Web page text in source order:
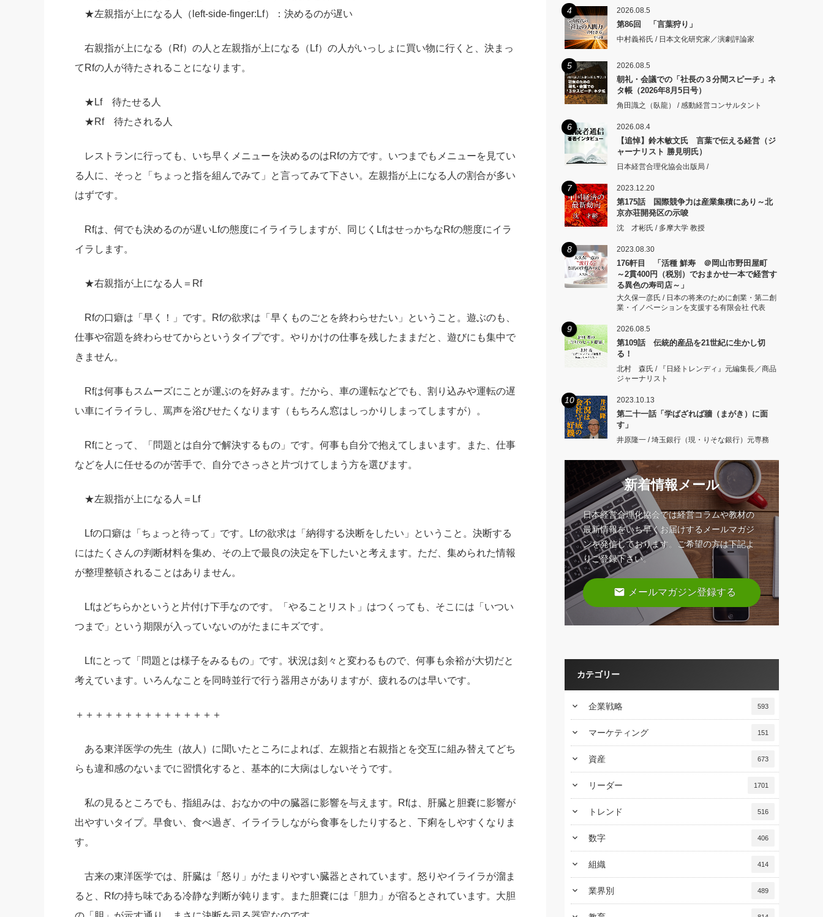
★左親指が上になる人（left-side-finger:Lf）：決めるのが遅い
右親指が上になる（Rf）の人と左親指が上になる（Lf）の人がいっしょに買い物に行くと、決まっ
てRfの人が待たされることになります。
★Lf 待たせる人
★Rf 待たされる人
レストランに行っても、いち早くメニューを決めるのはRfの方です。いつまでもメニューを見てい
る人に、そっと「ちょっと指を組んでみて」と言ってみて下さい。左親指が上になる人の割合が多い
はずです。
Rfは、何でも決めるのが遅いLfの態度にイライラしますが、同じくLfはせっかちなRfの態度にイラ
イラします。
★右親指が上になる人＝Rf
Rfの口癖は「早く！」です。Rfの欲求は「早くものごとを終わらせたい」ということ。遊ぶのも、
仕事や宿題を終わらせてからというタイプです。やりかけの仕事を残したままだと、遊びにも集中で
きません。
Rfは何事もスムーズにことが運ぶのを好みます。だから、車の運転などでも、割り込みや運転の遅
い車にイライラし、罵声を浴びせたくなります（もちろん窓はしっかりしまってしますが）。
Rfにとって、「問題とは自分で解決するもの」です。何事も自分で抱えてしまいます。また、仕事
などを人に任せるのが苦手で、自分でさっさと片づけてしまう方を選びます。
★左親指が上になる人＝Lf
Lfの口癖は「ちょっと待って」です。Lfの欲求は「納得する決断をしたい」ということ。決断する
にはたくさんの判断材料を集め、その上で最良の決定を下したいと考えます。ただ、集められた情報
が整理整頓されることはありません。
Lfはどちらかというと片付け下手なのです。「やることリスト」はつくっても、そこには「いつい
つまで」という期限が入っていないのがたまにキズです。
Lfにとって「問題とは様子をみるもの」です。状況は刻々と変わるもので、何事も余裕が大切だと
考えています。いろんなことを同時並行で行う器用さがありますが、疲れるのは早いです。
＋＋＋＋＋＋＋＋＋＋＋＋＋＋＋
ある東洋医学の先生（故人）に聞いたところによれば、左親指と右親指とを交互に組み替えてどち
らも違和感のないまでに習慣化すると、基本的に大病はしないそうです。
私の見るところでも、指組みは、おなかの中の臓器に影響を与えます。Rfは、肝臓と胆嚢に影響が
出やすいタイプ。早食い、食べ過ぎ、イライラしながら食事をしたりすると、下痢をしやすくなりま
す。
古来の東洋医学では、肝臓は「怒り」がたまりやすい臓器とされています。怒りやイライラが溜ま
ると、Rfの持ち味である冷静な判断が鈍ります。また胆嚢には「胆力」が宿るとされています。大胆
4 2026.08.5
第86回 「言葉狩り」
中村義裕氏 / 日本文化研究家／演劇評論家
5 2026.08.5
朝礼・会議での「社長の３分間スピーチ」ネ
タ帳（2026年8月5日号）
角田識之（臥龍） / 感動経営コンサルタント
6 2026.08.4
【追悼】鈴木敏文氏 言葉で伝える経営（ジ
ャーナリスト 勝見明氏）
日本経営合理化協会出版局 /
7 2023.12.20
第175話 国際競争力は産業集積にあり～北
京亦荘開発区の示唆
沈 才彬氏 / 多摩大学 教授
8 2023.08.30
176軒目 「活種 鮮寿 ＠岡山市野田屋町
～2貫400円（税別）でおまかせ一本で経営す
る異色の寿司店～」
大久保一彦氏 / 日本の将来のために創業・第二創
業・イノベーションを支援する有限会社 代表
9 2026.08.5
第109話 伝統的産品を21世紀に生かし切
る！
北村 森氏 / 『日経トレンディ』元編集長／商品
ジャーナリスト
10 2023.10.13
第二十一話「学ばざれば牆（まがき）に面
す」
井原隆一 / 埼玉銀行（現・りそな銀行）元専務
新着情報メール
日本経営合理化協会では経営コラムや教材の
最新情報をいち早くお届けするメールマガジ
ンを発信しております。ご希望の方は下記よ
りご登録下さい。
email メールマガジン登録する
カテゴリー
keyboard_arrow_down 企業戦略 593
keyboard_arrow_down マーケティング 151
keyboard_arrow_down 資産 673
keyboard_arrow_down リーダー 1701
keyboard_arrow_down トレンド 516
keyboard_arrow_down 数字 406
keyboard_arrow_down 組織 414
keyboard_arrow_down 業界別 489